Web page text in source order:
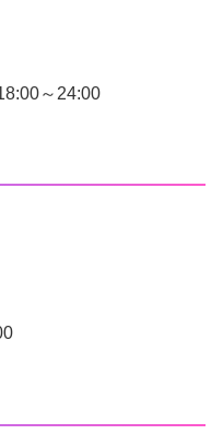
～24:00